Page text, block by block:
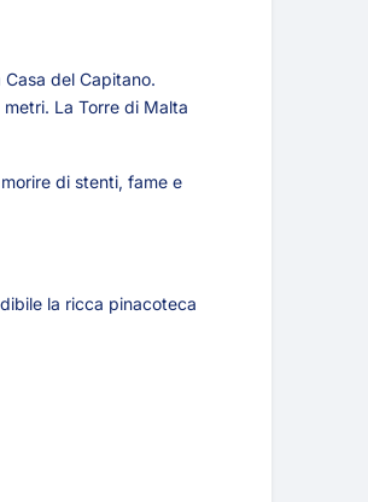
del Capitano.
La Torre di Malta
di stenti, fame e
la ricca pinacoteca